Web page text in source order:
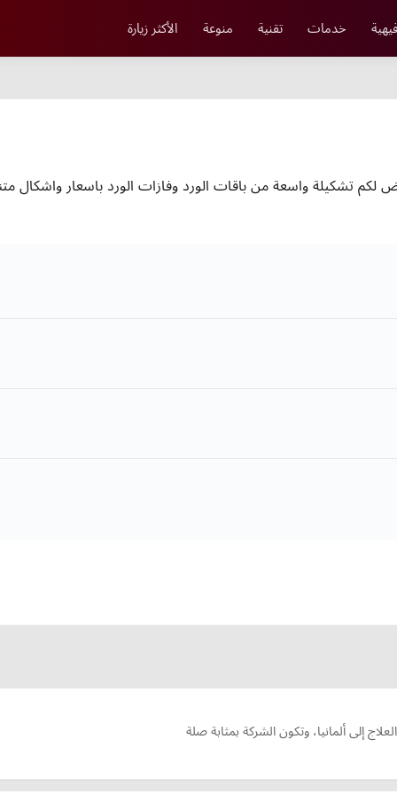
خدمات تقنية منوعة الأكثر زيارة
تشكيلة واسعة من باقات الورد وفازات الورد باسعار واشكال
إلى ألمانيا، وتكون الشركة بمثابة صلة